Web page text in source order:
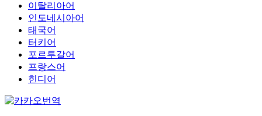
이탈리아어
인도네시아어
태국어
터키어
포르투갈어
프랑스어
힌디어